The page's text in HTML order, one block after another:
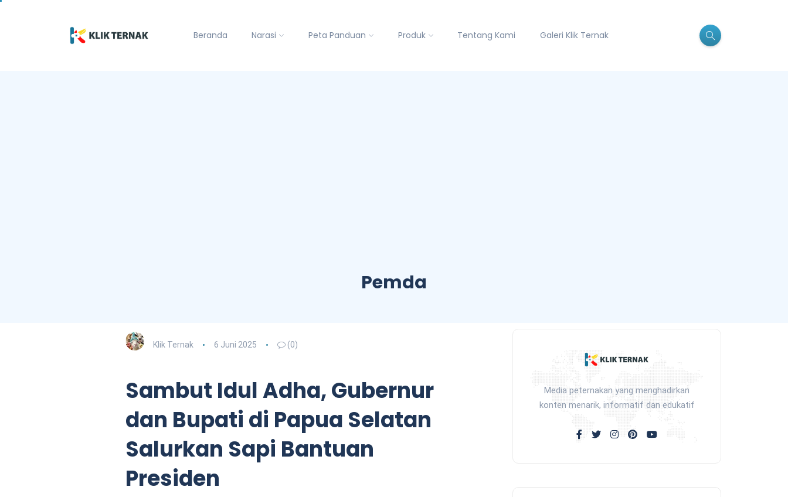
Beranda Narasi Peta Panduan Produk Tentang Kami Galeri Klik Ternak
Pemda
Klik Ternak 6 Juni 2025 (0)
Sambut Idul Adha, Gubernur
dan Bupati di Papua Selatan
Salurkan Sapi Bantuan
Presiden
Media peternakan yang menghadirkan
konten menarik, informatif dan edukatif